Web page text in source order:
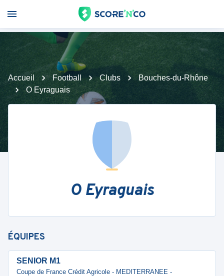
Accueil Football Clubs
Bouches-du-Rhône
O Eyraguais
O Eyraguais
ÉQUIPES
SENIOR M1
Coupe de France Crédit Agricole - MEDITERRANEE -